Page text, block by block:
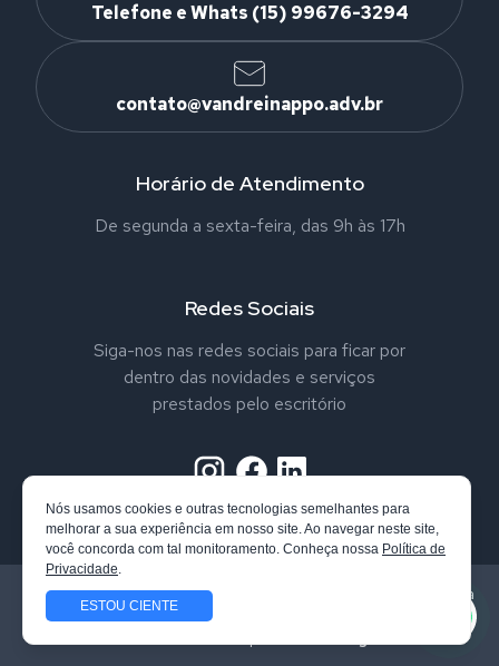
Telefone e Whats (15) 99676-3294
contato@vandreinappo.adv.br
Horário de Atendimento
De segunda a sexta-feira, das 9h às 17h
Redes Sociais
Siga-nos nas redes sociais para ficar por
dentro das novidades e serviços
prestados pelo escritório
Todos os direitos reservados. Vandrei Nappo Advogado. Confira
nossa
Política de Privacidade
Nós usamos cookies e outras tecnologias semelhantes para
melhorar a sua experiência em nosso site. Ao navegar neste site,
você concorda com tal monitoramento. Conheça nossa Política de
Privacidade.
ESTOU CIENTE